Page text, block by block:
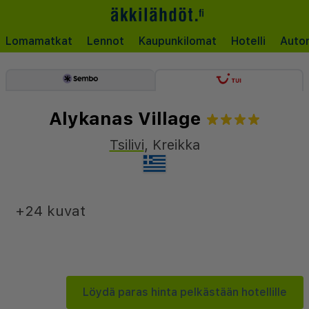
Lomamatkat Lennot Kaupunkilomat Hotelli
Alykanas Village
Tsilivi, Kreikka
Löydä paras hinta pelkästään hotellille
+24 kuvat